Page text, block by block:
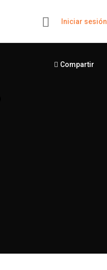
Iniciar sesión
Compartir